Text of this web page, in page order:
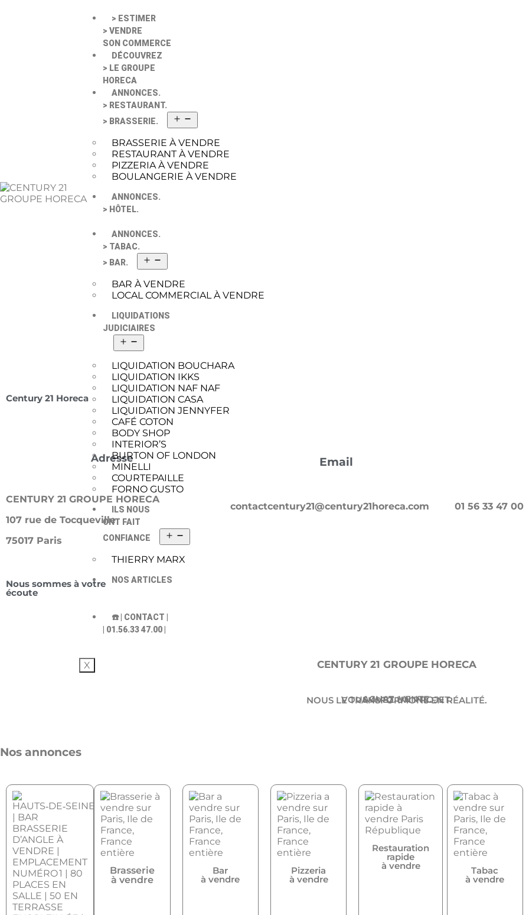
> ESTIMER
> VENDRE
SON COMMERCE
DÉCOUVREZ
> LE GROUPE
HORECA
ANNONCES.
> RESTAURANT.
> BRASSERIE.
BRASSERIE À VENDRE
RESTAURANT À VENDRE
PIZZERIA À VENDRE
BOULANGERIE À VENDRE
ANNONCES.
> HÔTEL.
ANNONCES.
> TABAC.
> BAR.
BAR À VENDRE
LOCAL COMMERCIAL À VENDRE
LIQUIDATIONS
JUDICIAIRES
LIQUIDATION BOUCHARA
LIQUIDATION IKKS
LIQUIDATION NAF NAF
LIQUIDATION CASA
LIQUIDATION JENNYFER
CAFÉ COTON
BODY SHOP
INTERIOR’S
BURTON OF LONDON
MINELLI
COURTEPAILLE
FORNO GUSTO
ILS NOUS
ONT FAIT
CONFIANCE
THIERRY MARX
NOS ARTICLES
☎️ | CONTACT |
| 01.56.33 47.00 |
X
Century 21 Horeca
Adresse
CENTURY 21 GROUPE HORECA
107 rue de Tocqueville
75017 Paris
Email
contactcentury21@century21horeca.com 01 56 33 47 00
Nous sommes à votre
écoute
CENTURY 21 GROUPE HORECA
ACHAT. VENTE.
VOUS AVEZ UN PROJET.
NOUS LE TRANSFORMONS EN RÉALITÉ.
Nos annonces
Brasserie
à vendre
Bar
à vendre
Pizzeria
à vendre
Restauration
rapide
à vendre Tabac
à vendre